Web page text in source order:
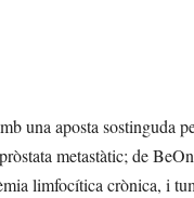
una aposta sostinguda
metastàtic; de
limfocítica crònica, i